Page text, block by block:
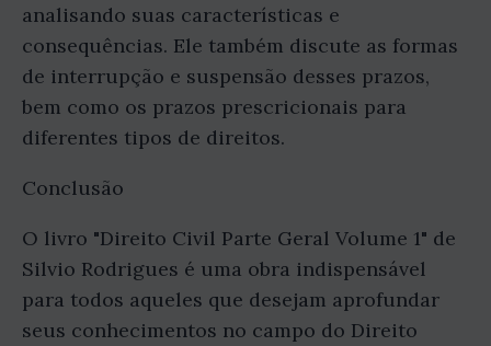
analisando suas características e
consequências. Ele também discute as formas
de interrupção e suspensão desses prazos,
bem como os prazos prescricionais para
diferentes tipos de direitos.
Conclusão
O livro "Direito Civil Parte Geral Volume 1" de
Silvio Rodrigues é uma obra indispensável
para todos aqueles que desejam aprofundar
seus conhecimentos no campo do Direito